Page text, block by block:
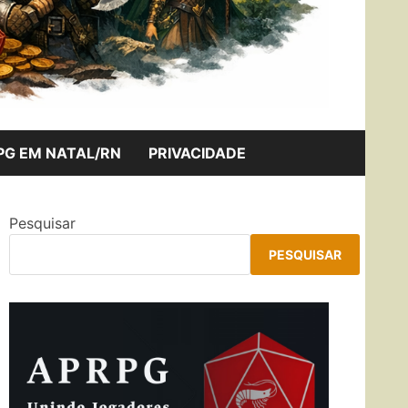
EM NATAL/RN PRIVACIDADE
Pesquisar
PESQUISAR